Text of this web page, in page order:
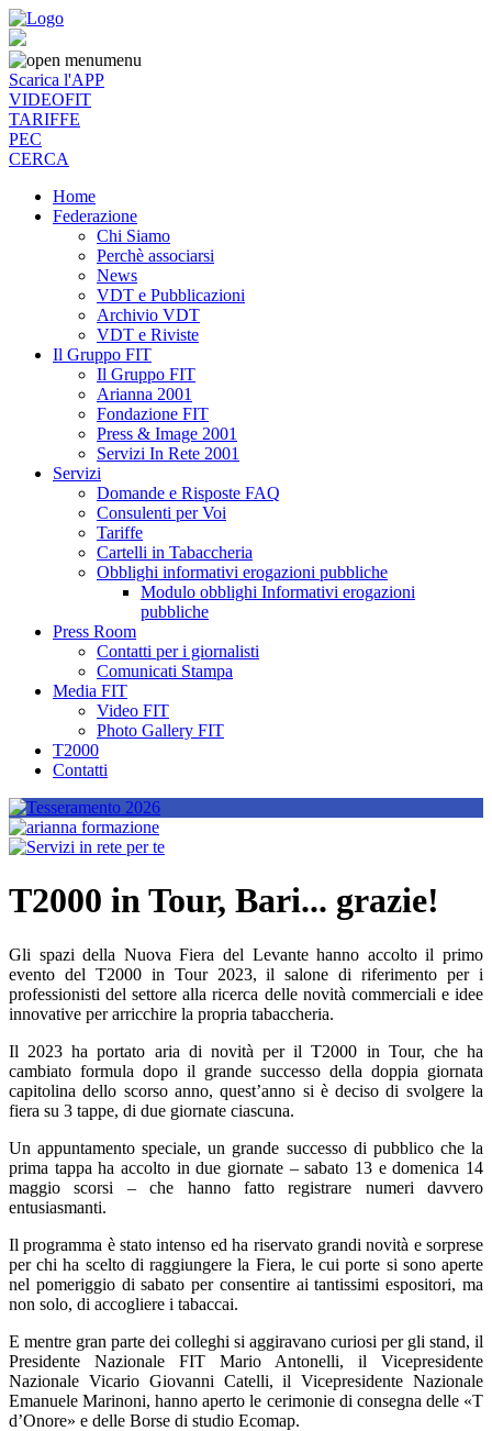
menu
Scarica l'APP
VIDEOFIT
TARIFFE
PEC
CERCA
Home
Federazione
Chi Siamo
Perchè associarsi
News
VDT e Pubblicazioni
Archivio VDT
VDT e Riviste
Il Gruppo FIT
Il Gruppo FIT
Arianna 2001
Fondazione FIT
Press & Image 2001
Servizi In Rete 2001
Servizi
Domande e Risposte FAQ
Consulenti per Voi
Tariffe
Cartelli in Tabaccheria
Obblighi informativi erogazioni pubbliche
Modulo obblighi Informativi erogazioni
pubbliche
Press Room
Contatti per i giornalisti
Comunicati Stampa
Media FIT
Video FIT
Photo Gallery FIT
T2000
Contatti
T2000 in Tour, Bari... grazie!
Gli spazi della Nuova Fiera del Levante hanno accolto il primo
evento del T2000 in Tour 2023, il salone di riferimento per i
professionisti del settore alla ricerca delle novità commerciali e idee
innovative per arricchire la propria tabaccheria.
Il 2023 ha portato aria di novità per il T2000 in Tour, che ha
cambiato formula dopo il grande successo della doppia giornata
capitolina dello scorso anno, quest’anno si è deciso di svolgere la
fiera su 3 tappe, di due giornate ciascuna.
Un appuntamento speciale, un grande successo di pubblico che la
prima tappa ha accolto in due giornate – sabato 13 e domenica 14
maggio scorsi – che hanno fatto registrare numeri davvero
entusiasmanti.
Il programma è stato intenso ed ha riservato grandi novità e sorprese
per chi ha scelto di raggiungere la Fiera, le cui porte si sono aperte
nel pomeriggio di sabato per consentire ai tantissimi espositori, ma
non solo, di accogliere i tabaccai.
E mentre gran parte dei colleghi si aggiravano curiosi per gli stand, il
Presidente Nazionale FIT Mario Antonelli, il Vicepresidente
Nazionale Vicario Giovanni Catelli, il Vicepresidente Nazionale
Emanuele Marinoni, hanno aperto le cerimonie di consegna delle «T
d’Onore» e delle Borse di studio Ecomap.